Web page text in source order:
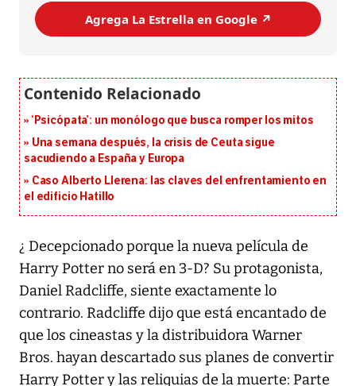
Agrega La Estrella en Google ↗️
‘Psicópata’: un monólogo que busca romper los mitos
Una semana después, la crisis de Ceuta sigue
sacudiendo a España y Europa
Caso Alberto Llerena: las claves del enfrentamiento en
el edificio Hatillo
¿ Decepcionado porque la nueva película de
Harry Potter no será en 3-D? Su protagonista,
Daniel Radcliffe, siente exactamente lo
contrario. Radcliffe dijo que está encantado de
que los cineastas y la distribuidora Warner
Bros. hayan descartado sus planes de convertir
Harry Potter y las reliquias de la muerte: Parte